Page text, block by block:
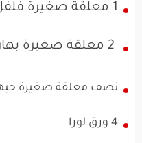
1 معلقة صغيرة فلفل أسود
2 معلقة صغيرة بهارات
نصف معلقة صغيرة
4 ورق لورا